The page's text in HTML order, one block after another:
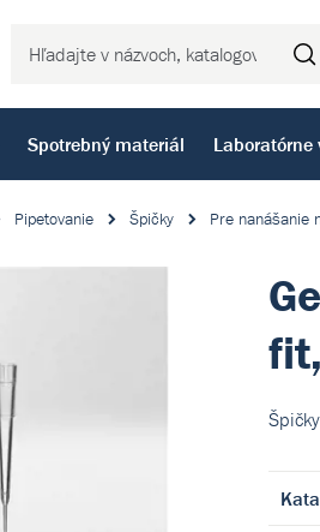
Spotrebný materiál Laboratórne
Pipetovanie Špičky Pre nanášanie